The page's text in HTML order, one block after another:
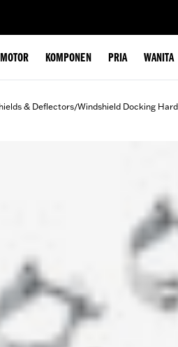
KOMPONEN PRIA WANITA
& Deflectors/Windshield Docking